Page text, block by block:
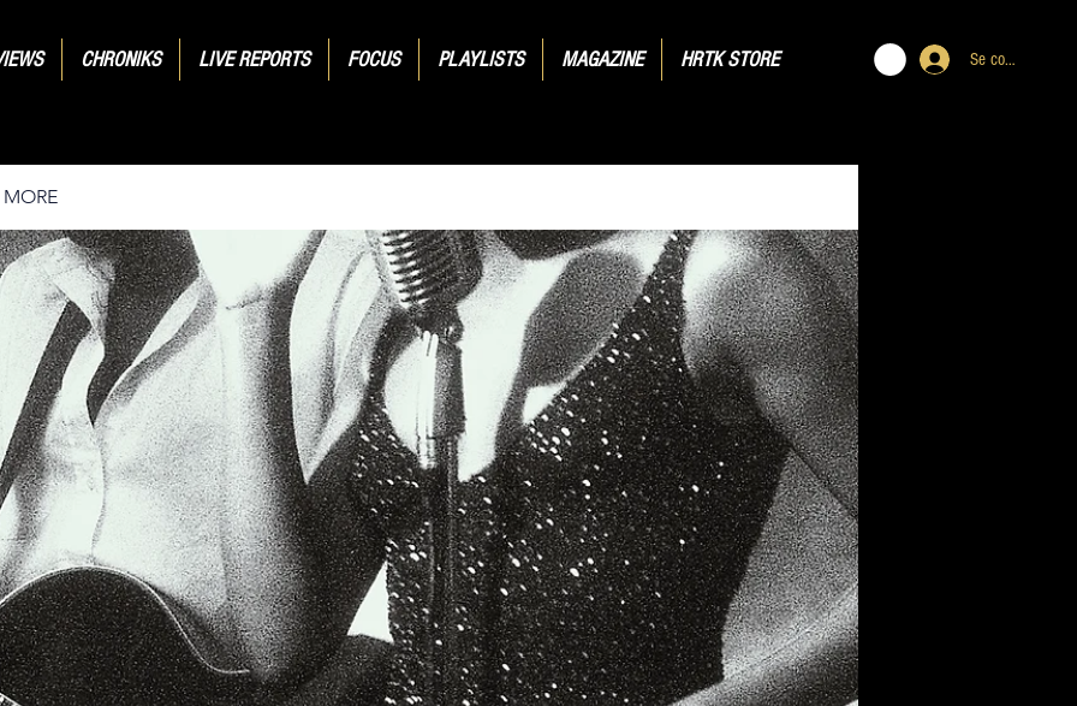
Se connecter
CHRONIKS LIVE REPORTS FOCUS PLAYLISTS MAGAZINE HRTK STORE